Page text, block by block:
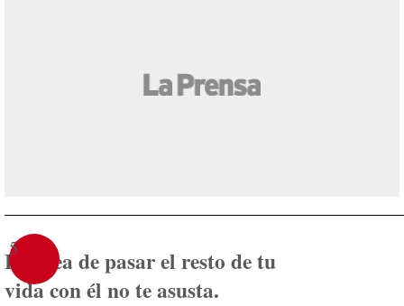
5
La idea de pasar el resto de tu
vida con él no te asusta.